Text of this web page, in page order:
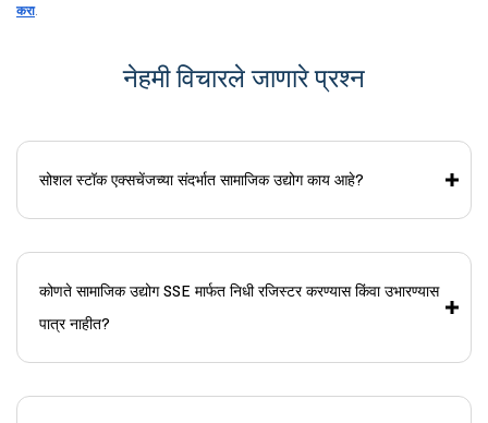
करा.
नेहमी विचारले जाणारे प्रश्न
सोशल स्टॉक एक्सचेंजच्या संदर्भात सामाजिक उद्योग काय आहे?
कोणते सामाजिक उद्योग SSE मार्फत निधी रजिस्टर करण्यास किंवा उभारण्यास
पात्र नाहीत?